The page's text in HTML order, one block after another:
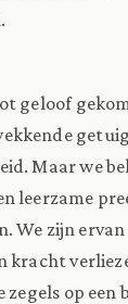
geloof
Maar we
leerzame
We zijn
kracht
zegels op